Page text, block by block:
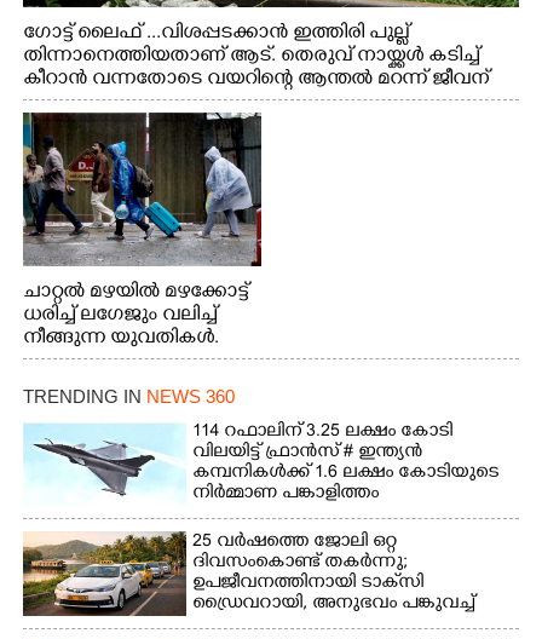
ഗോട്ട് ലൈഫ് ...വിശപ്പടക്കാൻ ഇത്തിരി പുല്ല്
തിന്നാനെത്തിയതാണ് ആട്. തെരുവ് നായ്ക്കൾ കടിച്ച്
കീറാൻ വന്നതോടെ വയറിന്റെ ആന്തൽ മറന്ന് ജീവന്
വേണ്ടിയായി ഓട്ടം. എറണാകുളം വാത്തുരുത്തിയിൽ
നിന്നുള്ള കാഴ്ച
ചാറ്റൽ മഴയിൽ മഴക്കോട്ട്
ധരിച്ച് ലഗേജും വലിച്ച്
നീങ്ങുന്ന യുവതികൾ.
എറണാകുളം മേനകയിൽ
നിന്നുള്ള കാഴ്ച
TRENDING IN NEWS 360
114 റഫാലിന് 3.25 ലക്ഷം കോടി
വിലയിട്ട് ഫ്രാൻസ് # ഇന്ത്യൻ
കമ്പനികൾക്ക് 1.6 ലക്ഷം കോടിയുടെ
നിർമ്മാണ പങ്കാളിത്തം
25 വർഷത്തെ ജോലി ഒറ്റ
ദിവസംകൊണ്ട് തകർന്നു;
ഉപജീവനത്തിനായി ടാക്‌സി
ഡ്രൈവറായി,​ അനുഭവം പങ്കുവച്ച്
യുവതി